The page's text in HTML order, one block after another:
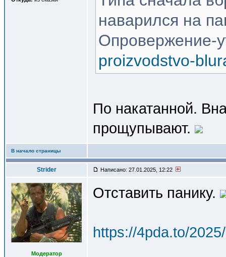
наварился на
Опровержение-
proizvodstvo-
По накатанной.
прощупывают.
В начало страницы
Strider Написано: 27.01.2025, 12:22
Модератор
Отставить панику.
https://4pda.to/